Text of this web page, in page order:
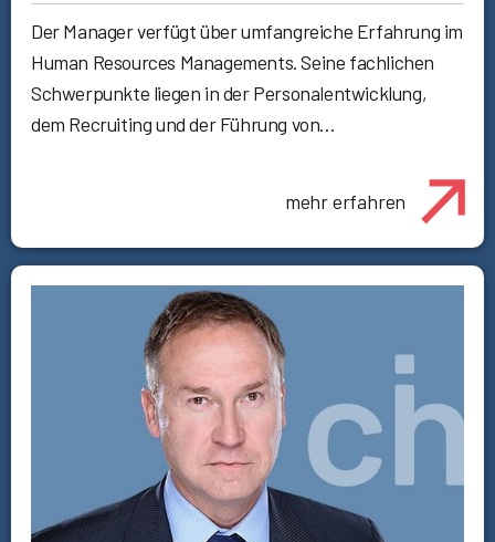
Der Manager verfügt über umfangreiche Erfahrung im
Human Resources Managements. Seine fachlichen
Schwerpunkte liegen in der Personalentwicklung,
dem Recruiting und der Führung von…
mehr erfahren